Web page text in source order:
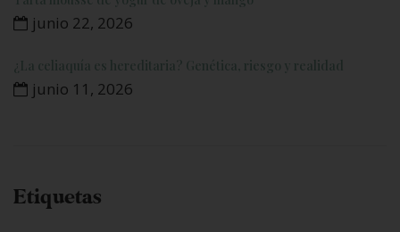
junio 22, 2026
¿La celiaquía es hereditaria? Genética, riesgo y realidad
junio 11, 2026
Etiquetas